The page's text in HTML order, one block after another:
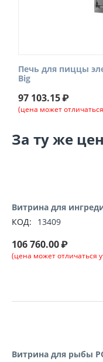
Печь для пиццы
Big
97 103.15₽
(цена может
За ту же
Витрина для
КОД:
13409
106 760.00₽
(цена может отличаться
Витрина для рыбы